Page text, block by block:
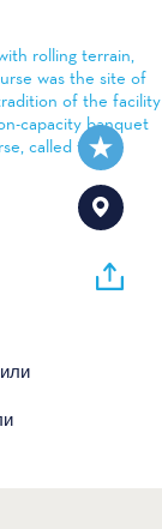
rolling terrain,
was the site of
of the facility
capacity banquet
called the